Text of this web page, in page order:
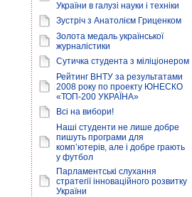
України в галузі науки і техніки
Зустріч з Анатолієм Гриценком
Золота медаль української
журналістики
Сутичка студента з міліціонером
Рейтинг ВНТУ за результатами
2008 року по проекту ЮНЕСКО
«ТОП-200 УКРАЇНА»
Всі на вибори!
Наші студенти не лише добре
пишуть програми для
комп’ютерів, але і добре грають
у футбол
Парламентські слухання
стратегії інноваційного розвитку
України